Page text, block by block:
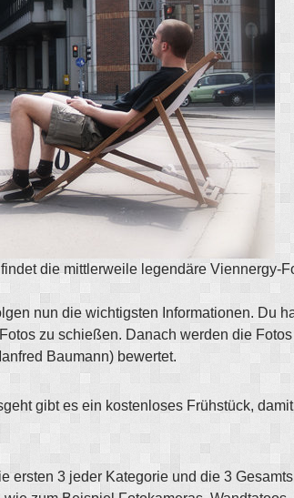
die mittlerweile legendäre Viennergy-
nun die wichtigsten Informationen. Du
zu schießen. Danach werden die
Baumann) bewertet.
gibt es ein kostenloses Frühstück,
ersten 3 jeder Kategorie und die 3